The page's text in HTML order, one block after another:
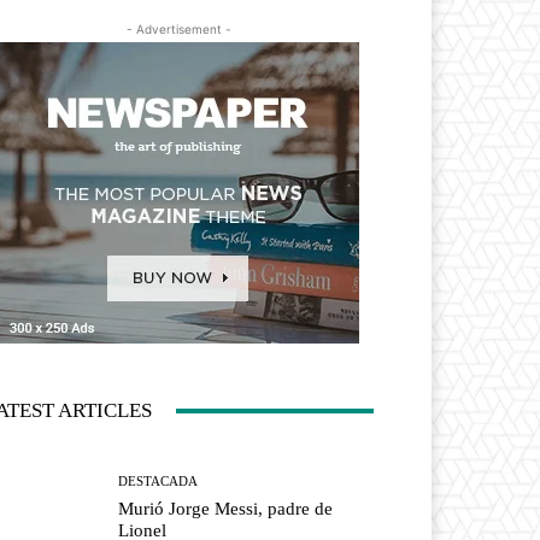
- Advertisement -
ARTICLES
DESTACADA
Murió Jorge Messi, padre de
Lionel